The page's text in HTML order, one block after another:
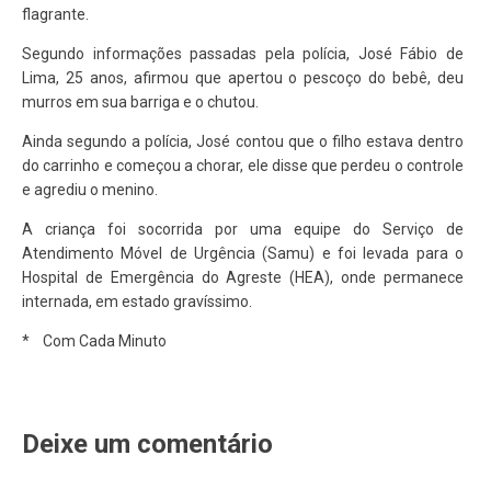
flagrante.
Segundo informações passadas pela polícia, José Fábio de
Lima, 25 anos, afirmou que apertou o pescoço do bebê, deu
murros em sua barriga e o chutou.
Ainda segundo a polícia, José contou que o filho estava dentro
do carrinho e começou a chorar, ele disse que perdeu o controle
e agrediu o menino.
A criança foi socorrida por uma equipe do Serviço de
Atendimento Móvel de Urgência (Samu) e foi levada para o
Hospital de Emergência do Agreste (HEA), onde permanece
internada, em estado gravíssimo.
* Com Cada Minuto
Deixe um comentário